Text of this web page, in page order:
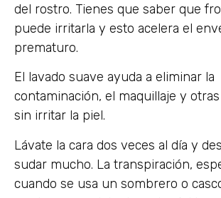
del rostro. Tienes que saber que
puede irritarla y esto acelera el
prematuro.
El lavado suave ayuda a eliminar la
contaminación, el maquillaje y
sin irritar la piel.
Lávate la cara dos veces al día y
sudar mucho. La transpiración,
cuando se usa un sombrero o